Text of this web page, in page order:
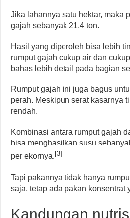
Jika lahannya satu hektar, maka
gajah sebanyak 21,4 ton.
Hasil yang diperoleh bisa lebih
rumput gajah cukup air dan
bahas lebih detail pada bagian
Rumput gajah ini juga bagus
perah. Meskipun serat kasarnya
rendah.
Kombinasi antara rumput gajah
bisa menghasilkan susu
per ekornya. [3]
Tapi pakannya tidak hanya
saja, tetap ada pakan konsentrat
Kandungan